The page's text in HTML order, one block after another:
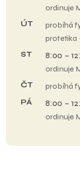
ordinuje
ÚT
probíhá
protetika
ST 8:00 –
ordinuje
ČT probíhá
PÁ 8:00 –
ordinuje